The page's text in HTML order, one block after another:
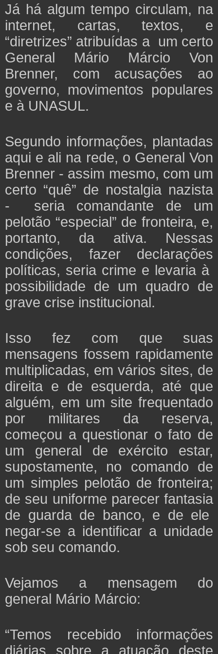
Já há algum tempo circulam, na
internet, cartas, textos, e
“diretrizes” atribuídas a um certo
General Mário Márcio Von
Brenner, com acusações ao
governo, movimentos populares
e à UNASUL.
Segundo informações, plantadas
aqui e ali na rede, o General Von
Brenner - assim mesmo, com um
certo “quê” de nostalgia nazista
- seria comandante de um
pelotão “especial” de fronteira, e,
portanto, da ativa. Nessas
condições, fazer declarações
políticas, seria crime e levaria à
possibilidade de um quadro de
grave crise institucional.
Isso fez com que suas
mensagens fossem rapidamente
multiplicadas, em vários sites, de
direita e de esquerda, até que
alguém, em um site frequentado
por militares da reserva,
começou a questionar o fato de
um general de exército estar,
supostamente, no comando de
um simples pelotão de fronteira;
de seu uniforme parecer fantasia
de guarda de banco, e de ele
negar-se a identificar a unidade
sob seu comando.
Vejamos a mensagem do
general Mário Márcio:
“Temos recebido informações
diárias sobre a atuação deste